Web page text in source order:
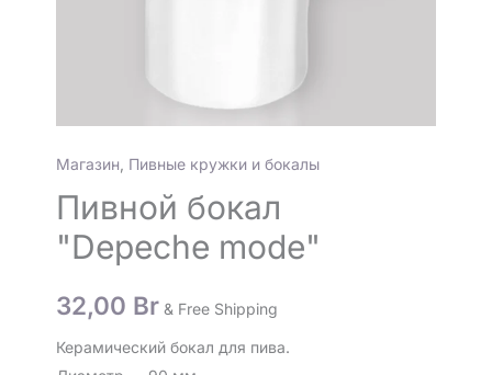
Магазин Пивные кружки и бокалы
Пивной бокал
"Depeche mode"
32,00 Br & Free Shipping
Керамический бокал для пива.